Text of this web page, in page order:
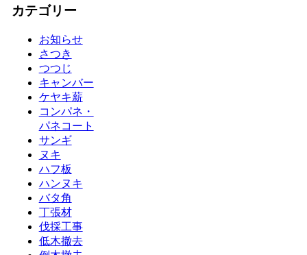
カテゴリー
お知らせ
さつき
つつじ
キャンバー
ケヤキ薪
コンパネ・
パネコート
サンギ
ヌキ
ハフ板
ハンヌキ
バタ角
丁張材
伐採工事
低木撤去